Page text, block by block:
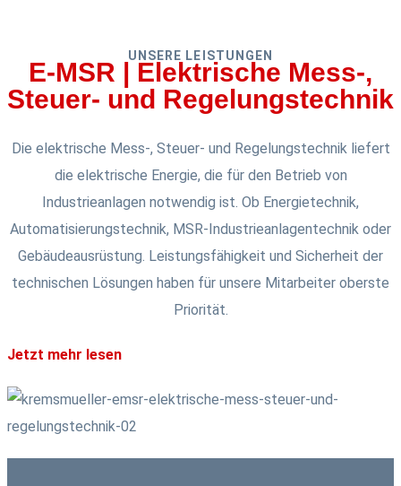
UNSERE LEISTUNGEN
E-MSR | Elektrische Mess-,
Steuer- und Regelungstechnik
Die elektrische Mess-, Steuer- und Regelungstechnik liefert
die elektrische Energie, die für den Betrieb von
Industrieanlagen notwendig ist. Ob Energietechnik,
Automatisierungstechnik, MSR-Industrieanlagentechnik oder
Gebäudeausrüstung. Leistungsfähigkeit und Sicherheit der
technischen Lösungen haben für unsere Mitarbeiter oberste
Priorität.
Jetzt mehr lesen